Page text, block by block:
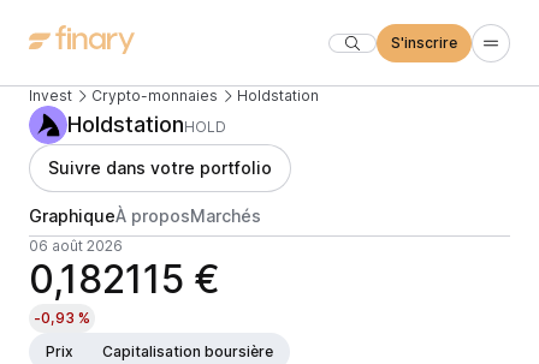
S'inscrire
Invest Crypto-monnaies Holdstation
HoldstationHOLD
Suivre dans votre portfolio
GraphiqueÀ proposMarchés
06 août 2026
0,182115 €
-0,93 %
Prix
Capitalisation boursière